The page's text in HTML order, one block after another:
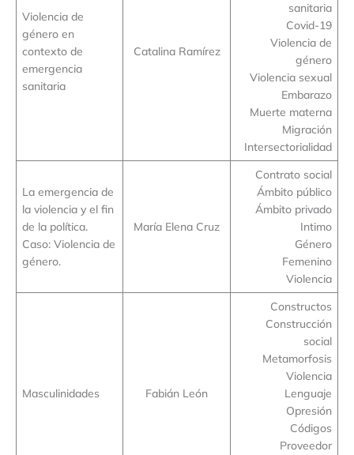
Violencia de
género en
contexto de
emergencia
sanitaria
Catalina Ramírez
sanitaria
Covid-19
Violencia de
género
Violencia sexual
Embarazo
Muerte materna
Migración
Intersectorialidad
La emergencia de
la violencia y el fin
de la política.
Caso: Violencia de
género.
María Elena Cruz
Contrato social
Ámbito público
Ámbito privado
Intimo
Género
Femenino
Violencia
Masculinidades Fabián León
Constructos
Construcción
social
Metamorfosis
Violencia
Lenguaje
Opresión
Códigos
Proveedor